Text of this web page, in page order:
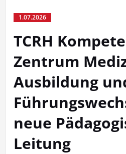
1.07.2026
TCRH
Zentrum
Ausbildung
neue
Leitung